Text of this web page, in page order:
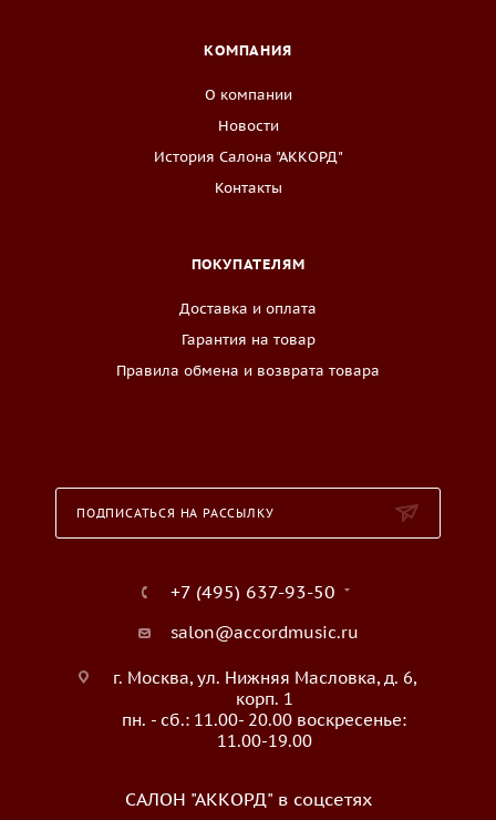
КОМПАНИЯ
О компании
Новости
История Салона "АККОРД"
Контакты
ПОКУПАТЕЛЯМ
Доставка и оплата
Гарантия на товар
Правила обмена и возврата товара
ПОДПИСАТЬСЯ НА РАССЫЛКУ
+7 (495) 637-93-50
salon@accordmusic.ru
г. Москва, ул. Нижняя Масловка, д. 6,
корп. 1
пн. - сб.: 11.00- 20.00 воскресенье:
11.00-19.00
САЛОН "АККОРД" в соцсетях